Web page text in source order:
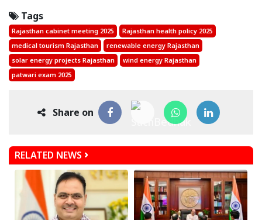
Tags
Rajasthan cabinet meeting 2025
Rajasthan health policy 2025
medical tourism Rajasthan
renewable energy Rajasthan
solar energy projects Rajasthan
wind energy Rajasthan
patwari exam 2025
Share on
RELATED NEWS